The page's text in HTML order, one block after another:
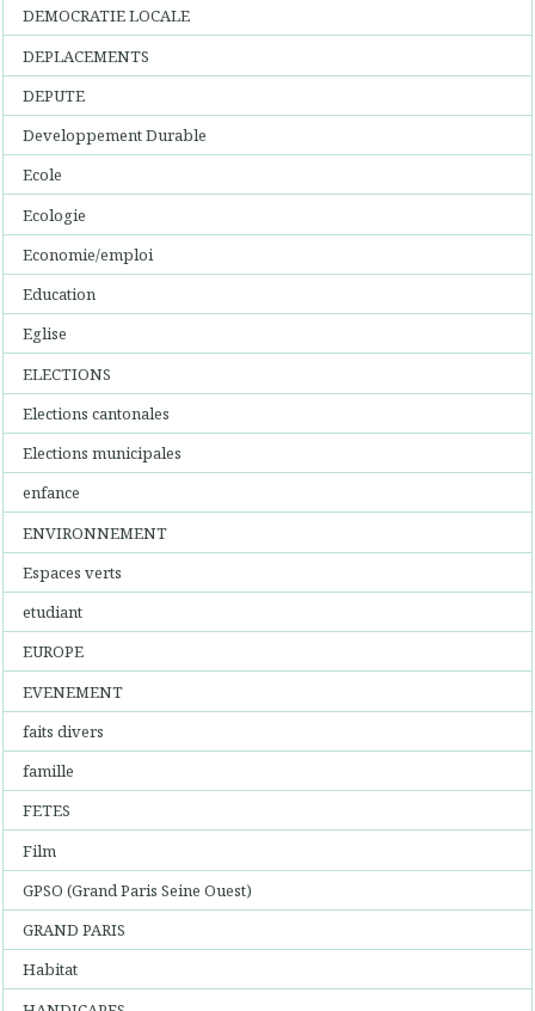
DEMOCRATIE LOCALE
DEPLACEMENTS
DEPUTE
Developpement Durable
Ecole
Ecologie
Economie/emploi
Education
Eglise
ELECTIONS
Elections cantonales
Elections municipales
enfance
ENVIRONNEMENT
Espaces verts
etudiant
EUROPE
EVENEMENT
faits divers
famille
FETES
Film
GPSO (Grand Paris Seine Ouest)
GRAND PARIS
Habitat